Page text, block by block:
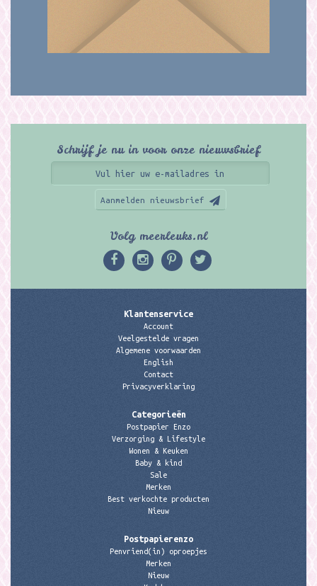
Schrijf je nu in voor onze nieuwsbrief
Aanmelden nieuwsbrief
Volg meerleuks.nl
Klantenservice
Account
Veelgestelde vragen
Algemene voorwaarden
English
Contact
Privacyverklaring
Categorieën
Postpapier Enzo
Verzorging & Lifestyle
Wonen & Keuken
Baby & kind
Sale
Merken
Best verkochte producten
Nieuw
Postpapierenzo
Penvriend(in) oproepjes
Merken
Nieuw